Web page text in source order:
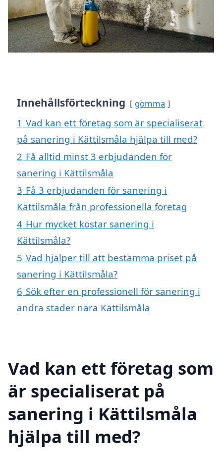
Innehållsförteckning gömma
1 Vad kan ett företag som är specialiserat
på sanering i Kättilsmåla hjälpa till med?
2 Få alltid minst 3 erbjudanden för
sanering i Kättilsmåla
3 Få 3 erbjudanden för sanering i
Kättilsmåla från professionella företag
4 Hur mycket kostar sanering i
Kättilsmåla?
5 Vad hjälper till att bestämma priset på
sanering i Kättilsmåla?
6 Sök efter en professionell för sanering i
andra städer nära Kättilsmåla
Vad kan ett företag som
är specialiserat på
sanering i Kättilsmåla
hjälpa till med?